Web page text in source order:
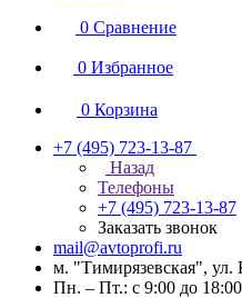
0 Сравнение
0 Избранное
0 Корзина
+7 (495) 723-13-87
Назад
Телефоны
+7 (495) 723-13-87
Заказать звонок
mail@avtoprofi.ru
м. "Тимирязевская", ул.
Пн. – Пт.: с 9:00 до 18:00